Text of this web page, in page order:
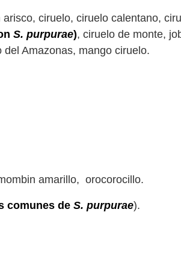
ciruelo, ciruelo calentano,
S. purpurae), ciruelo de monte,
Amazonas, mango ciruelo.
amarillo, orocorocillo.
comunes de S. purpurae).